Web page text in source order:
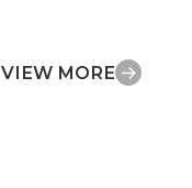
VIEW MORE